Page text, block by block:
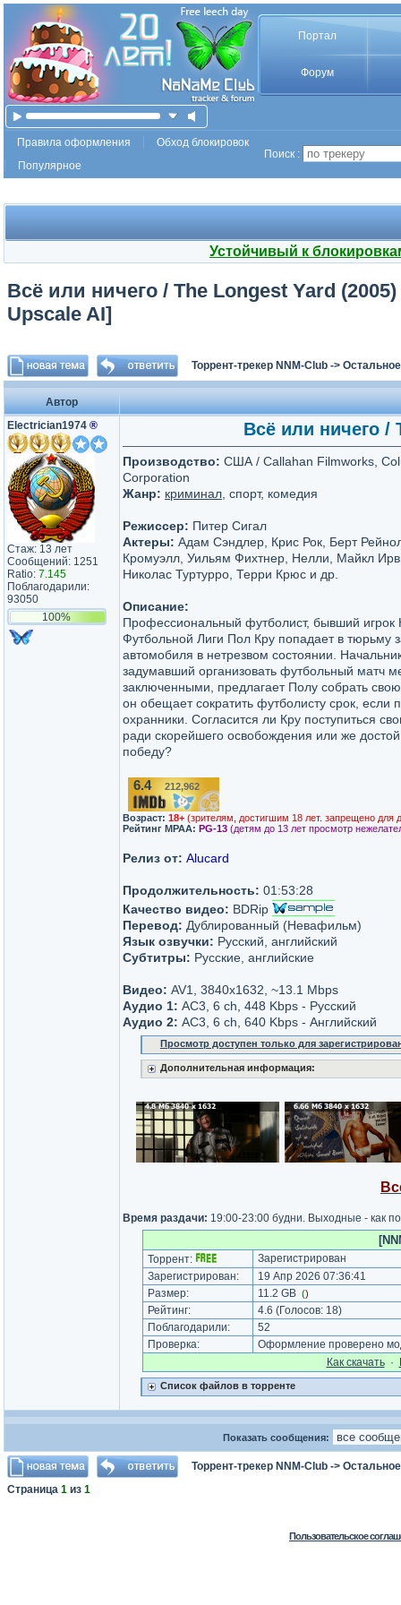
Портал
Форум
Правила оформления
Обход блокировок
Популярное
Поиск :
Устойчивый к
Всё или ничего / The Longest Yard
Upscale AI]
Торрент-трекер NNM-Club -> Остальное
Автор
Electrician1974 ®
Стаж: 13 лет
Сообщений: 1251
Ratio: 7.145
Поблагодарили:
93050
100%
Всё или ничего /
Производство: США / Callahan Filmworks,
Corporation
Жанр: криминал , спорт, комедия
Режиссер: Питер Сигал
Актеры: Адам Сэндлер, Крис Рок, Берт
Кромуэлл, Уильям Фихтнер, Нелли, Майкл
Николас Туртурро, Терри Крюс и др.
Описание:
Профессиональный футболист, бывший игрок
Футбольной Лиги Пол Кру попадает в тюрьму
автомобиля в нетрезвом состоянии.
задумавший организовать футбольный матч
заключенными, предлагает Полу собрать
он обещает сократить футболисту срок, если
охранники. Согласится ли Кру поступиться
ради скорейшего освобождения или же
победу?
6.4/10 212,962
Возраст: 18+ (зрителям, достигшим 18 лет. запрещено для
Рейтинг MPAA: PG-13 (детям до 13 лет просмотр
Релиз от: Alucard
Продолжительность: 01:53:28
Качество видео: BDRip
Перевод: Дублированный (Невафильм)
Язык озвучки: Русский, английский
Субтитры: Русские, английские
Видео: AV1, 3840x1632, ~13.1 Mbps
Аудио 1: AC3, 6 ch, 448 Kbps - Русский
Аудио 2: AC3, 6 ch, 640 Kbps - Английский
Просмотр доступен только для
Дополнительная информация:
Время раздачи: 19:00-23:00 будни. Выходные - как
Торрент:
Зарегистрирован
Зарегистрирован:
19 Апр 2026 07:36:41
Размер:
11.2 GB ()
Рейтинг: 4.6 (Голосов: 18)
Поблагодарили:
52
Проверка:
Оформление проверено
Как cкачать·
Список файлов в торренте
Показать сообщения:
Торрент-трекер NNM-Club -> Остальное
Страница 1 из 1
Пользовательское